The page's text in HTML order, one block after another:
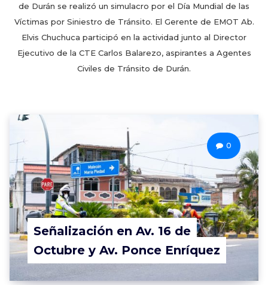
de Durán se realizó un simulacro por el Día Mundial de las
Víctimas por Siniestro de Tránsito. El Gerente de EMOT Ab.
Elvis Chuchuca participó en la actividad junto al Director
Ejecutivo de la CTE Carlos Balarezo, aspirantes a Agentes
Civiles de Tránsito de Durán.
Señalización en Av. 16 de
Octubre y Av. Ponce Enríquez
0